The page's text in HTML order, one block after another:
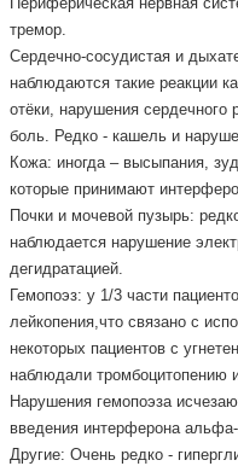
тремор.
Сердечно-сосудистая и
наблюдаются такие реакции
отёки, нарушения сердечного
боль. Редко - кашель и
Кожа: иногда – высыпания,
которые принимают
Почки и мочевой пузырь:
наблюдается нарушение
дегидратацией.
Гемопоэз: у 1/3 части
лейкопения,что связано с
некоторых пациентов с
наблюдали тромбоцитопению
Нарушения гемопоэза
введения интерферона
Другие: Очень редко -